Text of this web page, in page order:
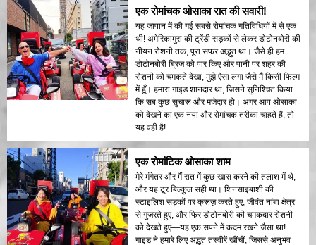
एक रोमांचक ओसाका रात की सवारी!
यह जापान में की गई सबसे रोमांचक गतिविधियों में से एक
थी! अमेरिकामुरा की ट्रेंडी सड़कों से लेकर डोटोनबोरी की
नीयन रोशनी तक, पूरा सफर अद्भुत था। जैसे ही हम
डोटोनबोरी ब्रिज को पार किए और पानी पर शहर की
रोशनी को चमकते देखा, मुझे ऐसा लगा जैसे मैं किसी फिल्म
में हूँ। हमारा गाइड शानदार था, जिसने सुनिश्चित किया
कि सब कुछ सुचारू और मजेदार हो। अगर आप ओसाका
को देखने का एक नया और रोमांचक तरीका चाहते हैं, तो
यह वही है!
एक रोमांटिक ओसाका शाम
मेरे मंगेतर और मैं रात में कुछ खास करने की तलाश में थे,
और यह टूर बिल्कुल सही था। शिनसाइबाशी की
स्टाइलिश सड़कों पर क्रूज़ करते हुए, जीवंत नांबा क्षेत्र
से गुजरते हुए, और फिर डोटोनबोरी की चमकदार रोशनी
को देखते हुए—यह एक सपने में कदम रखने जैसा था!
गाइड ने हमारे लिए अद्भुत तस्वीरें खींचीं, जिससे अनुभव